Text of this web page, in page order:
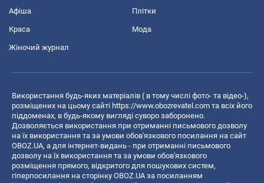
Афіша Плітки
Краса Мода
Жіночий журнал
Використання будь-яких матеріалів ( в тому числі фото- та відео-),
розміщених на цьому сайті https://www.obozrevatel.com та всіх його
піддоменах, в будь-якому вигляді суворо заборонено.
Дозволяється використання при отриманні письмового дозволу
на їх використання та за умови обов'язкового посилання на сайт
OBOZ.UA, а для інтернет-видань - при отриманні письмового
дозволу на їх використання та за умови обов'язкового
розміщення прямого, відкритого для пошукових систем,
гіперпосилання на сторінку OBOZ.UA за посиланням